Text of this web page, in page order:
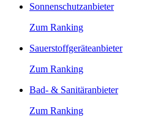
Sonnenschutzanbieter
Zum Ranking
Sauerstoffgeräteanbieter
Zum Ranking
Bad- & Sanitäranbieter
Zum Ranking